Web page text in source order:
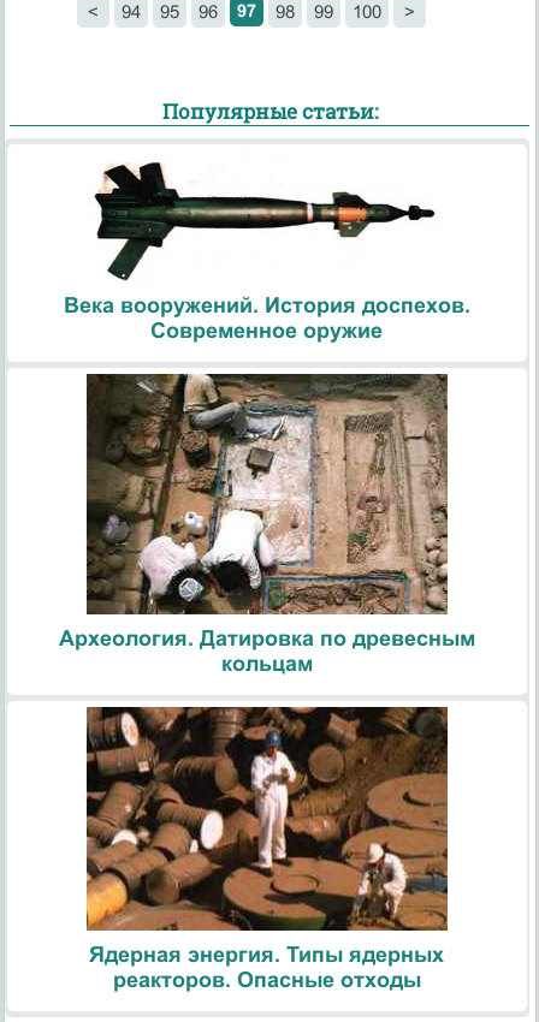
< 94 95 96 97 98 99 100 >
Популярные статьи:
Века вооружений. История доспехов.
Современное оружие
Археология. Датировка по древесным
кольцам
Ядерная энергия. Типы ядерных
реакторов. Опасные отходы